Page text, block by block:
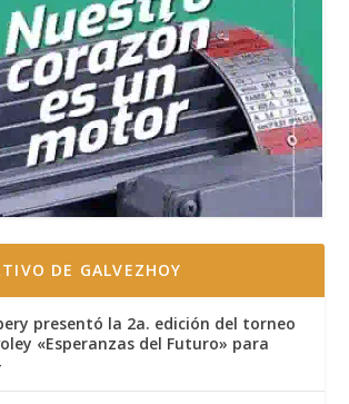
DE GALVEZHOY
presentó la 2a. edición del torneo
«Esperanzas del Futuro» para